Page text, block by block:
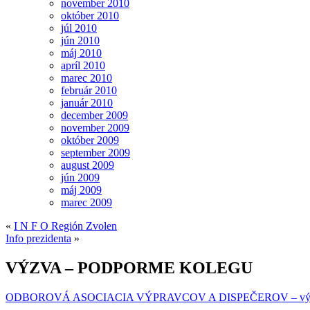
november 2010
október 2010
júl 2010
jún 2010
máj 2010
apríl 2010
marec 2010
február 2010
január 2010
december 2009
november 2009
október 2009
september 2009
august 2009
jún 2009
máj 2009
marec 2009
« I N F O Región Zvolen
Info prezidenta »
VÝZVA – PODPORME KOLEGU
ODBOROVÁ ASOCIACIA VÝPRAVCOV A DISPEČEROV –